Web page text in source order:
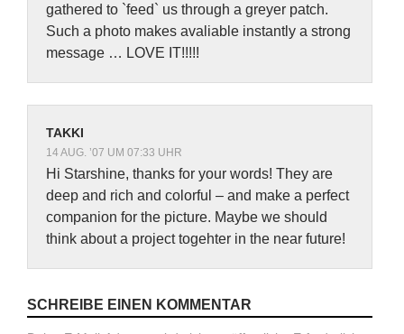
gathered to `feed` us through a greyer patch.
Such a photo makes avaliable instantly a strong
message … LOVE IT!!!!!
TAKKI
14 AUG. ’07 UM 07:33 UHR
Hi Starshine, thanks for your words! They are
deep and rich and colorful – and make a perfect
companion for the picture. Maybe we should
think about a project togehter in the near future!
SCHREIBE EINEN KOMMENTAR